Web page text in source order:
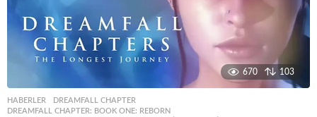
670 103
HABERLER DREAMFALL CHAPTER
DREAMFALL CHAPTER: BOOK ONE: REBORN